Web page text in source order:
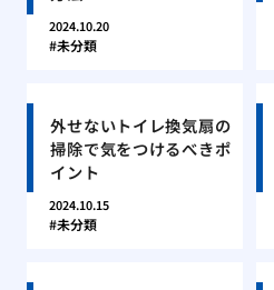
2024.10.20
未分類
外せないトイレ換気扇の
掃除で気をつけるべきポ
イント
2024.10.15
未分類